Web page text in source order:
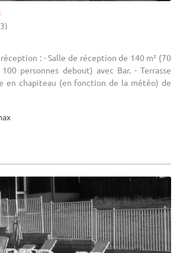
: - Salle de réception de 140 m² (70
100 personnes debout) avec Bar. - Terrasse
en chapiteau (en fonction de la météo) de